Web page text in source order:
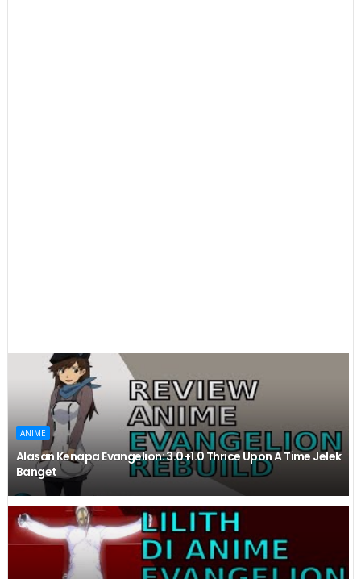
ANIME
Alasan Kenapa Evangelion: 3.0+1.0 Thrice Upon A Time Jelek
Banget